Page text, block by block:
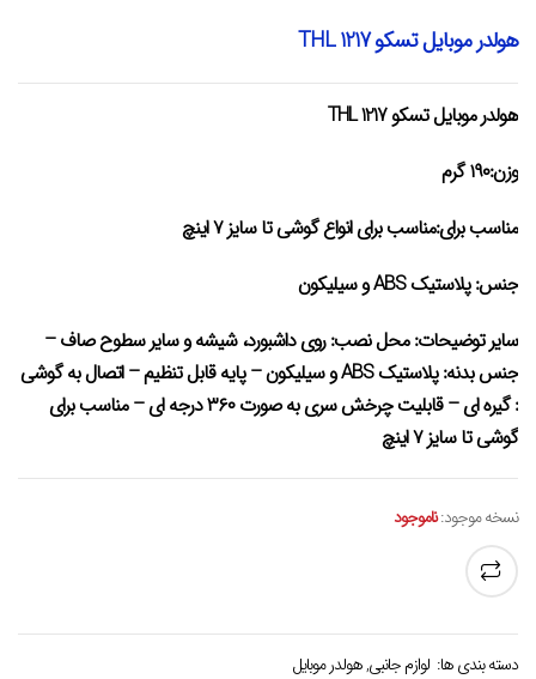
هولدر موبایل تسکو THL 1217
هولدر موبایل تسکو THL 1217
وزن:۱۹۰ گرم
مناسب برای:مناسب برای انواع گوشی تا سایز ۷ اینچ
جنس: پلاستیک ABS و سیلیکون
سایر توضیحات: محل نصب: روی داشبورد، شیشه و سایر سطوح صاف –
جنس بدنه: پلاستیک ABS و سیلیکون – پایه قابل تنظیم – اتصال به گوشی
: گیره ای – قابلیت چرخش سری به صورت ۳۶۰ درجه ای – مناسب برای
گوشی تا سایز ۷ اینچ
نسخه موجود:ناموجود
دسته بندی ها: لوازم جانبی,هولدر موبایل